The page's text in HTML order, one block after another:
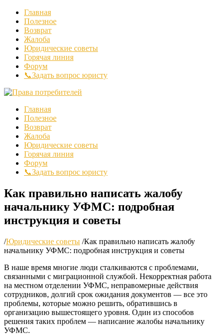
Главная
Полезное
Возврат
Жалоба
Юридические советы
Горячая линия
Форум
📞Задать вопрос юристу
Главная
Полезное
Возврат
Жалоба
Юридические советы
Горячая линия
Форум
📞Задать вопрос юристу
Как правильно написать жалобу
начальнику УФМС: подробная
инструкция и советы
/Юридические советы /Как правильно написать жалобу
начальнику УФМС: подробная инструкция и советы
В наше время многие люди сталкиваются с проблемами,
связанными с миграционной службой. Некорректная работа
на местном отделении УФМС, неправомерные действия
сотрудников, долгий срок ожидания документов — все это
проблемы, которые можно решить, обратившись в
организацию вышестоящего уровня. Один из способов
решения таких проблем — написание жалобы начальнику
УФМС.